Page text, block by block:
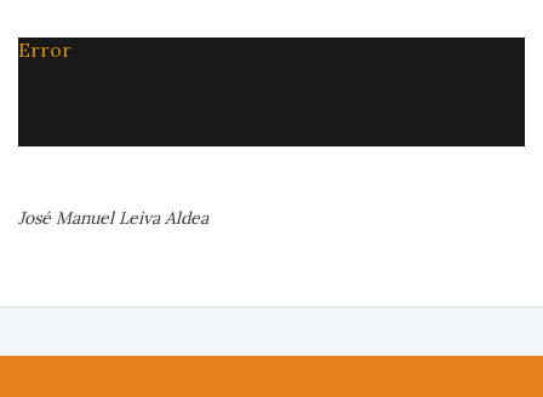
Error
José Manuel Leiva Aldea